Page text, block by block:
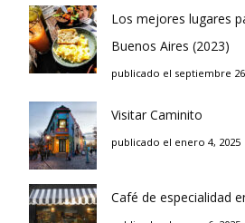
Los mejores lugares
Buenos Aires (2023)
publicado el septiembre
Visitar Caminito
publicado el enero 4, 2025
Café de especialidad